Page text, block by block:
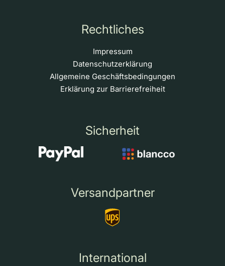
Rechtliches
Impressum
Datenschutzerklärung
Allgemeine Geschäftsbedingungen
Erklärung zur Barrierefreiheit
Sicherheit
Versandpartner
International